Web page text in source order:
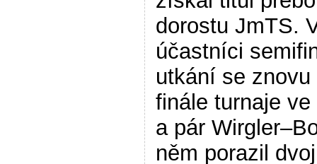
dorostu JmTS.
účastníci
utkání se
finále turnaje ve
a pár
něm porazil